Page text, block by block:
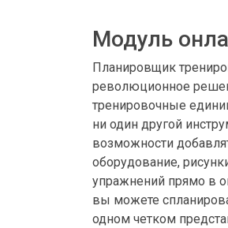
Модуль
Планировщик
революционное
тренировочные
ни один другой
возможности
оборудование,
упражнений прямо в
вы можете
одном четком